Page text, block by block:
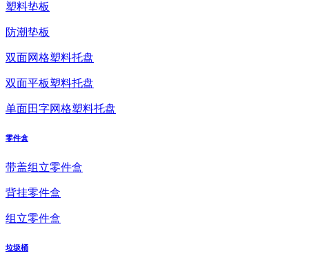
塑料垫板
防潮垫板
双面网格塑料托盘
双面平板塑料托盘
单面田字网格塑料托盘
零件盒
带盖组立零件盒
背挂零件盒
组立零件盒
垃圾桶